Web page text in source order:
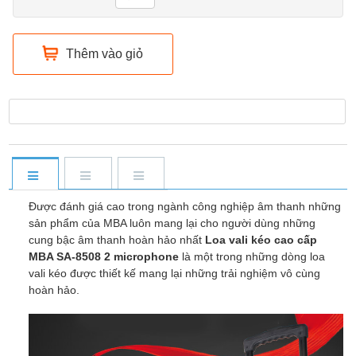
Thêm vào giỏ
Được đánh giá cao trong ngành công nghiệp âm thanh những
sản phẩm của MBA luôn mang lại cho người dùng những
cung bậc âm thanh hoàn hảo nhất Loa vali kéo cao cấp
MBA SA-8508 2 microphone là một trong những dòng loa
vali kéo được thiết kế mang lại những trải nghiệm vô cùng
hoàn hảo.